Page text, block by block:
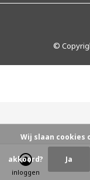
©
inloggen
Wij slaan cookies
akkoord? Ja